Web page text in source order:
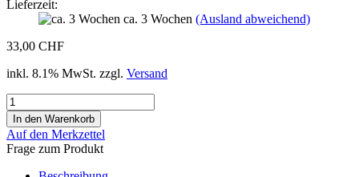
Lieferzeit:
ca. 3 Wochen (Ausland abweichend)
33,00 CHF
inkl. 8.1% MwSt. zzgl. Versand
Auf den Merkzettel
Frage zum Produkt